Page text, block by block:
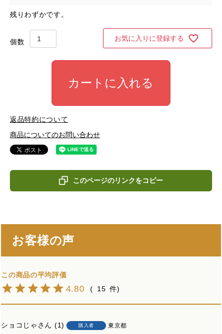
残りわずかです。
お気に入りに登録する
カートに入れる
返品特約について
商品についてのお問い合わせ
このページのリンクをコピー
お客様の声
4.80 15
ショコじゃ 1 購入者
東京都